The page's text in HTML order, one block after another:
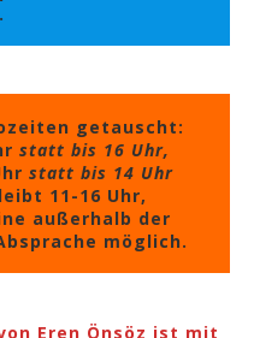
getauscht:
statt bis 16 Uhr,
statt bis 14 Uhr
11-16 Uhr,
außerhalb der
möglich.
Eren Önsöz ist mit